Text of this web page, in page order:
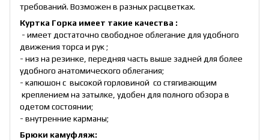
требований. Возможен в разных расцветках.
Куртка Горка имеет такие качества :
- имеет достаточно свободное облегание для удобного
движения торса и рук ;
- низ на резинке, передняя часть выше задней для более
удобного анатомического облегания;
- капюшон с высокой горловиной со стягивающим
креплением на затылке, удобен для полного обзора в
одетом состоянии;
- внутренние карманы;
Брюки камуфляж: